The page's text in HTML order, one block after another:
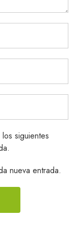
siguientes
nueva entrada.